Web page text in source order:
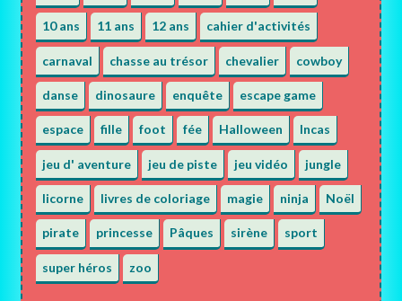
10 ans 11 ans 12 ans cahier d'activités
carnaval chasse au trésor chevalier cowboy
danse dinosaure enquête escape game
espace fille foot fée Halloween Incas
jeu d' aventure jeu de piste jeu vidéo jungle
licorne livres de coloriage magie ninja Noël
pirate princesse Pâques sirène sport
super héros zoo